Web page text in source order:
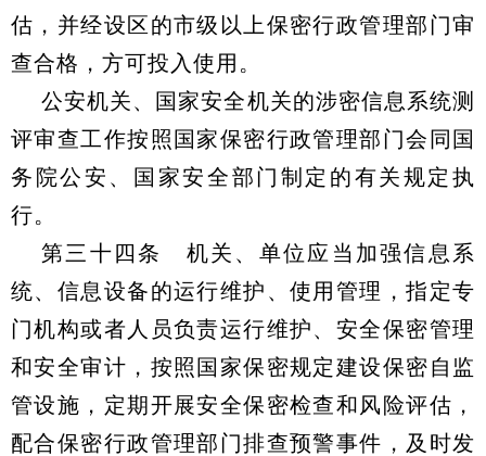
估，并经设区的市级以上保密行政管理部门审
查合格，方可投入使用。
公安机关、国家安全机关的涉密信息系统测
评审查工作按照国家保密行政管理部门会同国
务院公安、国家安全部门制定的有关规定执
行。
第三十四条 机关、单位应当加强信息系
统、信息设备的运行维护、使用管理，指定专
门机构或者人员负责运行维护、安全保密管理
和安全审计，按照国家保密规定建设保密自监
管设施，定期开展安全保密检查和风险评估，
配合保密行政管理部门排查预警事件，及时发